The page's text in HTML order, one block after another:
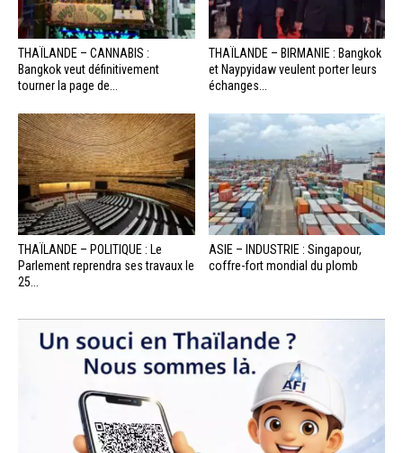
THAÏLANDE – CANNABIS :
Bangkok veut définitivement
tourner la page de...
THAÏLANDE – BIRMANIE : Bangkok
et Naypyidaw veulent porter leurs
échanges...
THAÏLANDE – POLITIQUE : Le
Parlement reprendra ses travaux le
25...
ASIE – INDUSTRIE : Singapour,
coffre-fort mondial du plomb